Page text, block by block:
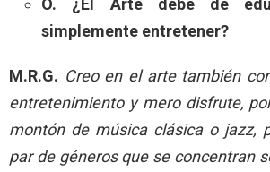
simplemente entretener?
M.R.G. Creo en el arte también
entretenimiento y mero disfrute,
montón de música clásica o jazz,
par de géneros que se concentran